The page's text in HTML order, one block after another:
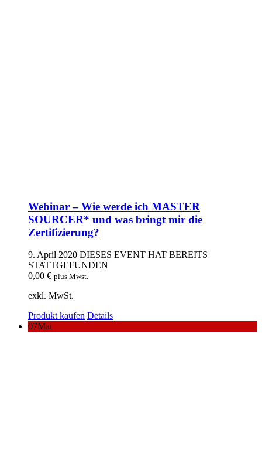
Webinar – Wie werde ich MASTER
SOURCER* und was bringt mir die
Zertifizierung?
9. April 2020 DIESES EVENT HAT BEREITS
STATTGEFUNDEN
0,00 € plus Mwst.
exkl. MwSt.
Produkt kaufen Details
07Mai